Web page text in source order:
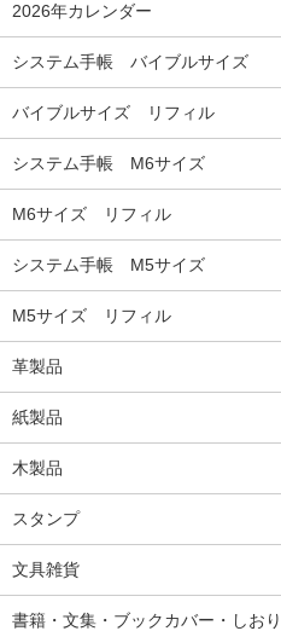
2026年カレンダー
システム手帳 バイブルサイズ
バイブルサイズ リフィル
システム手帳 M6サイズ
M6サイズ リフィル
システム手帳 M5サイズ
M5サイズ リフィル
革製品
紙製品
木製品
スタンプ
文具雑貨
書籍・文集・ブックカバー・しおり